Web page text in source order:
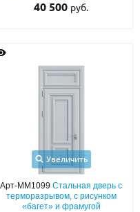
планками и бугельной ручкой
40 500 руб.
Увеличить
Арт-ММ1099Стальная дверь с
терморазрывом, с рисунком
«багет» и фрамугой